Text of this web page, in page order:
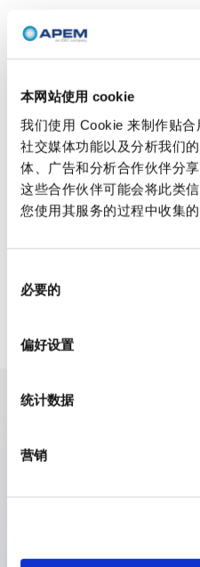
本网站使用 cookie
我们使用 Cookie 来制作贴
社交媒体功能以及分析我们
体、广告和分析合作伙伴分
这些合作伙伴可能会将此类
您使用其服务的过程中收集的
必要的
偏好设置
统计数据
营销
1D
带有标准打印选项的圆帽。盖子
1D 盖子系列安装在
标准帽盖颜色：蓝、绿、灰、
超蓝, 灰蓝色, 水蓝色, 薄荷绿,
色、灰色、黄色、白色、红
蓝色、薄荷绿、远摄灰色、
色、金属浅灰色、金属深灰